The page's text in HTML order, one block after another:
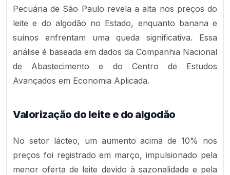
Pecuária de São Paulo revela a alta nos preços do
leite e do algodão no Estado, enquanto banana e
suínos enfrentam uma queda significativa. Essa
análise é baseada em dados da Companhia Nacional
de Abastecimento e do Centro de Estudos
Avançados em Economia Aplicada.
Valorização do leite e do algodão
No setor lácteo, um aumento acima de 10% nos
preços foi registrado em março, impulsionado pela
menor oferta de leite devido à sazonalidade e pela